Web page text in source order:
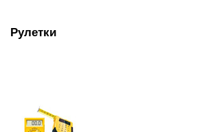
Рулетки